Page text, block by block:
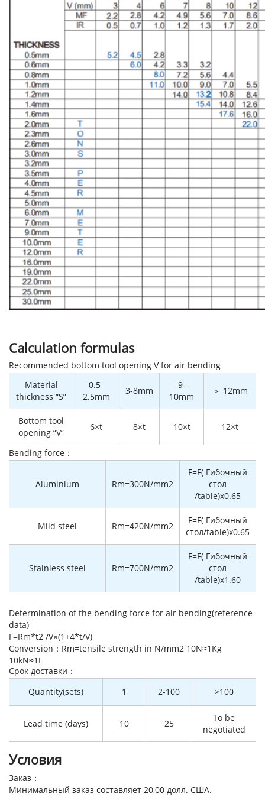
Calculation formulas
Recommended bottom tool opening V for air bending
Material
thickness “S”
0.5-
2.5mm
3-8mm
9-
10mm
＞ 12mm
Bottom tool
opening “V”
6×t 8×t 10×t 12×t
Bending force：
Aluminium Rm=300N/mm2
F=F( Гибочный
стол
/table)x0.65
Mild steel Rm=420N/mm2
F=F( Гибочный
стол/table)x0.65
Stainless steel Rm=700N/mm2
F=F( Гибочный
стол
/table)x1.60
Determination of the bending force for air bending(reference
data)
F=Rm*t2 /V×(1+4*t/V)
Conversion：Rm=tensile strength in N/mm2 10N≈1Kg
10kN≈1t
Cрок доставки：
Quantity(sets)
1 2-100 >100
Lead time (days) 10 25
To be
negotiated
Условия
Заказ：
Минимальный заказ составляет 20,00 долл. США.